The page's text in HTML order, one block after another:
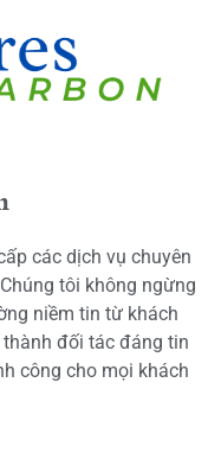
các dịch vụ chuyên
tôi không ngừng
niềm tin từ khách
đối tác đáng tin
công cho mọi khách